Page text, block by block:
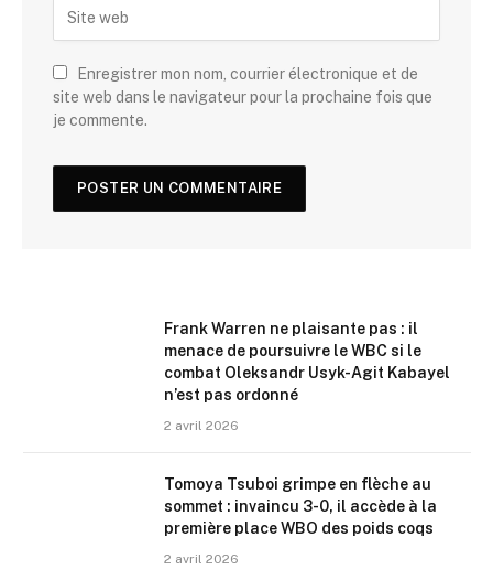
Enregistrer mon nom, courrier électronique et de
site web dans le navigateur pour la prochaine fois que
je commente.
Frank Warren ne plaisante pas : il
menace de poursuivre le WBC si le
combat Oleksandr Usyk-Agit Kabayel
n’est pas ordonné
2 avril 2026
Tomoya Tsuboi grimpe en flèche au
sommet : invaincu 3-0, il accède à la
première place WBO des poids coqs
2 avril 2026